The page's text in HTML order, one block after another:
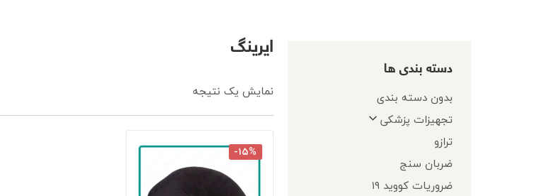
دسته بندی ها
بدون دسته بندی
تجهیزات پزشکی
ترازو
ضربان سنج
ضروریات کووید ۱۹
ایرینگ
نمایش یک نتیجه
-۱۵%